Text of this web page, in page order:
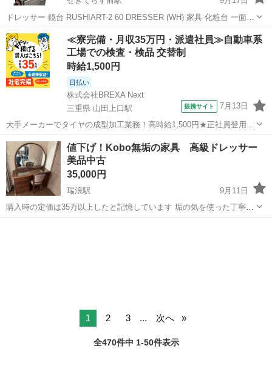
ドレッサー 鏡台 RUSHIART-2 60 DRESSER (WH) 家具 化粧台 一面鏡
サイズ約 横幅59cm 高さ142cm 奥行き41cm 10時～18時引取り可能で
す。 よろしくお願いいたします。
岐阜 関市 せきてらす前駅 ドレッサー 一面
≪寮完備・月収35万円・派遣社員≫自動車系
工場での検査・検品 交替制
時給1,500円
日払い
株式会社BREXA Next
三重県 山田上口駅
提携サイト 7月13日
大手メーカーでタイヤの成型加工業務！高時給1,500円★正社員登用制
度あり！ワンルーム寮完備！マイカー通勤OK！無料駐車場あり！《三
重県伊勢市》 人気の工場のお仕事 ◇タイヤの製造◇ トラック・バ
ス・RV車用を中心とした...
三重 伊勢市 山田上口駅 その他
値下げ！Kobo無垢の家具 高級ドレッサー
美品中古
35,000円
瑞浪駅
9月11日
購入時の定価は35万以上したと記憶しています 垢の気を使った丁寧な
ハンドメイド作りです。 （安っぽい合板のつくりではありません） あ
1 2 3 ... 次へ
全470件中 1-50件表示